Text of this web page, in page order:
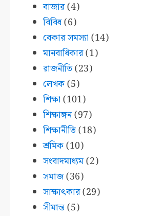
বাজার(4)
বিবিধ(6)
বেকার সমস্যা (14)
মানবাধিকার(1)
রাজনীতি(23)
লেখক(5)
শিক্ষা (101)
শিক্ষাঙ্গন(97)
শিক্ষানীতি(18)
শ্রমিক(10)
সংবাদমাধ্যম(2)
সমাজ(36)
সাক্ষাৎকার(29)
সীমান্ত(5)